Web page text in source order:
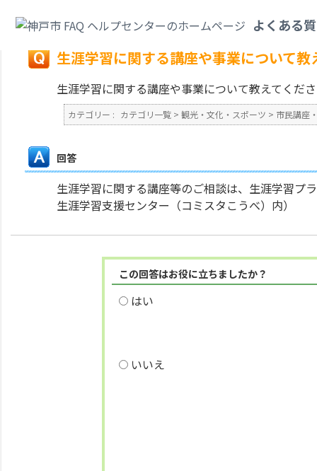
よくある
戻る
生涯学習に関する講座や事業について教
生涯学習に関する講座や事業について教えてくだ
カテゴリー : カテゴリ一覧 > 観光・文化・スポーツ > 市民講座
回答
生涯学習に関する講座等のご相談は、生涯学習プ
生涯学習支援センター（コミスタこうべ）内）
この回答はお役に立ちましたか？
はい
いいえ